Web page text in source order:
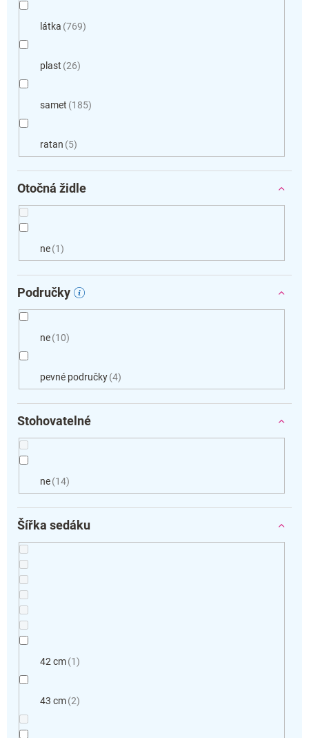
látka 769
plast 26
samet 185
ratan 5
Otočná židle
ne 1
Područky
ne 10
pevné područky 4
Stohovatelné
ne 14
Šířka sedáku
42 cm 1
43 cm 2